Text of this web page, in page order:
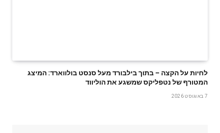
לחיות על הקצה – בתוך בילבורד מעל סנסט בולווארד: המיצג
המטורף של נטפליקס שמשגע את הוליווד
7 באוגוסט 2026